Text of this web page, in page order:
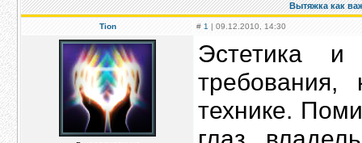
Вытяжка как
Tion # 1 | 09.12.2010, 14:30
Эстетика и
требования,
технике.